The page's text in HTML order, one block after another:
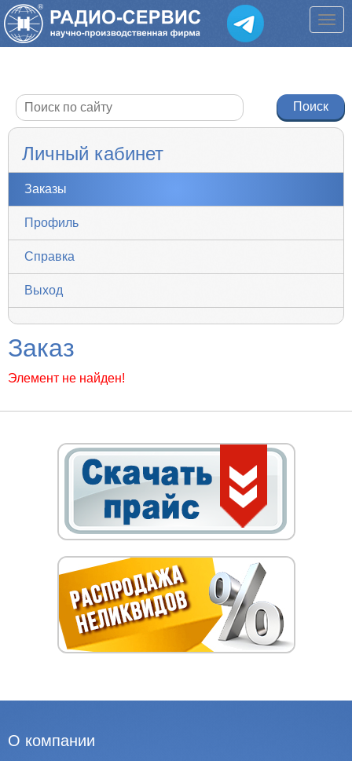
Личный кабинет
Заказы
Профиль
Справка
Выход
Заказ
Элемент не найден!
О компании